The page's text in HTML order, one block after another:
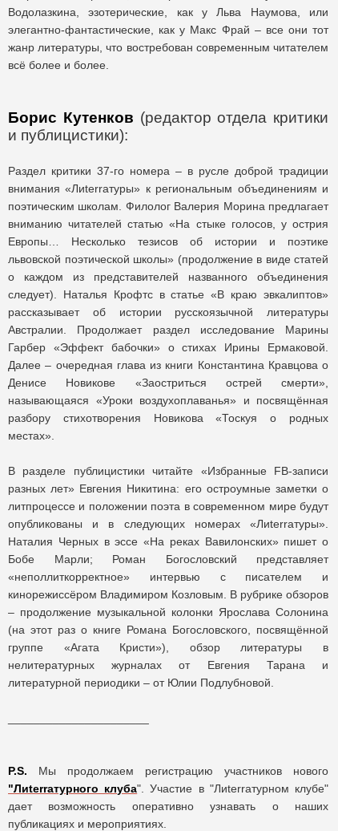
Водолазкина, эзотерические, как у Льва Наумова, или
элегантно-фантастические, как у Макс Фрай – все они тот
жанр литературы, что востребован современным читателем
всё более и более.
Борис Кутенков (редактор отдела критики
и публицистики):
Раздел критики 37-го номера – в русле доброй традиции
внимания «Лиterraтуры» к региональным объединениям и
поэтическим школам. Филолог Валерия Морина предлагает
вниманию читателей статью «На стыке голосов, у острия
Европы… Несколько тезисов об истории и поэтике
львовской поэтической школы» (продолжение в виде статей
о каждом из представителей названного объединения
следует). Наталья Крофтс в статье «В краю эвкалиптов»
рассказывает об истории русскоязычной литературы
Австралии. Продолжает раздел исследование Марины
Гарбер «Эффект бабочки» о стихах Ирины Ермаковой.
Далее – очередная глава из книги Константина Кравцова о
Денисе Новикове «Заостриться острей смерти»,
называющаяся «Уроки воздухоплаванья» и посвящённая
разбору стихотворения Новикова «Тоскуя о родных
местах».
В разделе публицистики читайте «Избранные FB-записи
разных лет» Евгения Никитина: его остроумные заметки о
литпроцессе и положении поэта в современном мире будут
опубликованы и в следующих номерах «Лиterraтуры».
Наталия Черных в эссе «На реках Вавилонских» пишет о
Бобе Марли; Роман Богословский представляет
«неполлиткорректное» интервью с писателем и
кинорежиссёром Владимиром Козловым. В рубрике обзоров
– продолжение музыкальной колонки Ярослава Солонина
(на этот раз о книге Романа Богословского, посвящённой
группе «Агата Кристи»), обзор литературы в
нелитературных журналах от Евгения Тарана и
литературной периодики – от Юлии Подлубновой.
P.S. Мы продолжаем регистрацию участников нового
"Лиterraтурного клуба". Участие в "Лиterraтурном клубе"
дает возможность оперативно узнавать о наших
публикациях и мероприятиях.